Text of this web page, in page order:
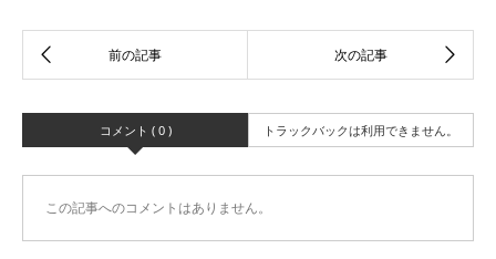
コメント ( 0 ) トラックバックは利用できません。
この記事へのコメントはありません。